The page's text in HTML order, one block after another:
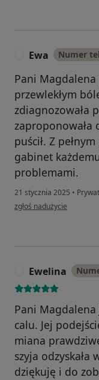
Ewa Numer
Pani
przewlekłym
zdiagnozowała
zaproponowała
puścił. Z
gabinet
problemami.
21 stycznia 2025 •
w opinii użytkownika Ewa
zgłoś nadużycie
Ewelina
Pani
calu. Jej
miana
szyja odzyskała
dziękuję i do